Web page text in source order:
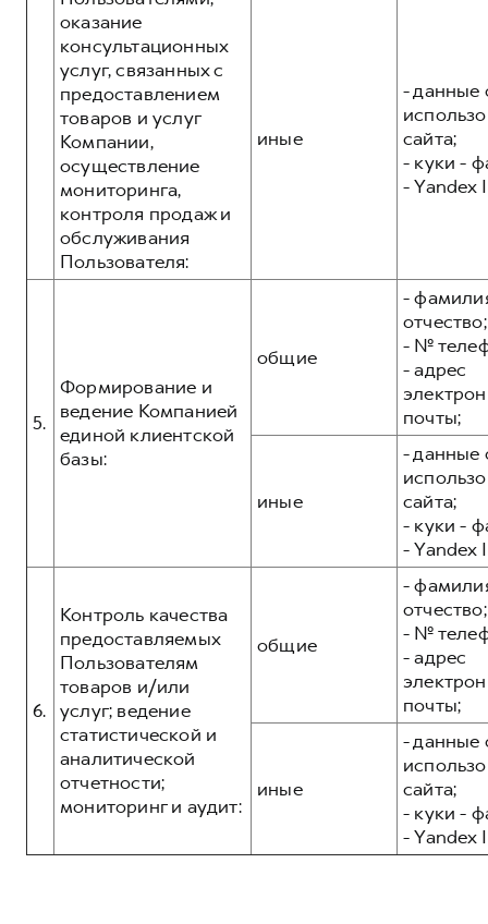
оказание
консультационных
услуг, связанных с
предоставлением
товаров и услуг
Компании,
осуществление
мониторинга,
контроля продаж и
обслуживания
Пользователя:
иные
- данные
сайта;
- куки -
- Yandex
5.
Формирование и
ведение Компанией
единой клиентской
базы:
общие
-
отчество;
- №
- адрес
почты;
иные
- данные
сайта;
- куки -
- Yandex
6.
Контроль качества
предоставляемых
Пользователям
товаров и/или
услуг; ведение
статистической и
аналитической
отчетности;
мониторинг и аудит:
общие
-
отчество;
- №
- адрес
почты;
иные
- данные
сайта;
- куки -
- Yandex